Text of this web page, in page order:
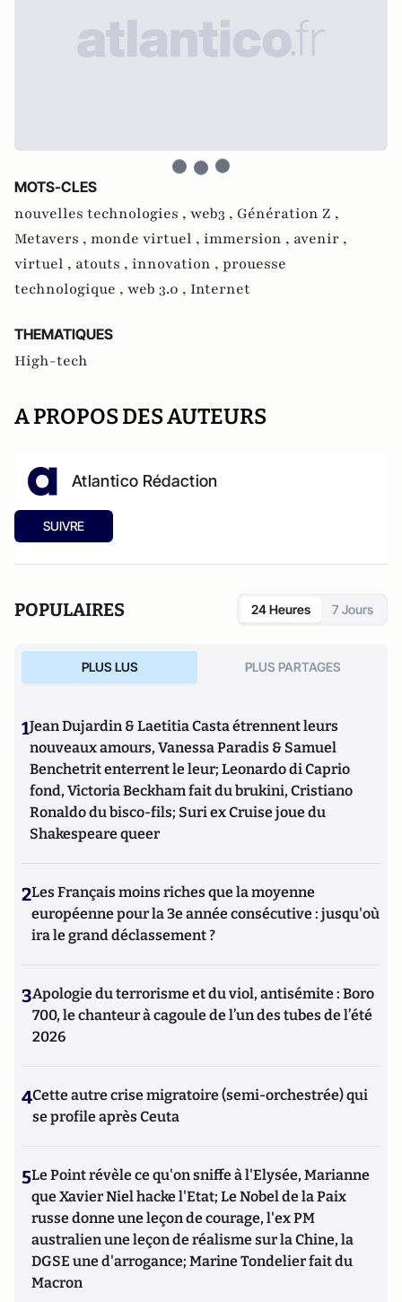
MOTS-CLES
nouvelles technologies , web3 , Génération Z ,
Metavers , monde virtuel , immersion , avenir ,
virtuel , atouts , innovation , prouesse
technologique , web 3.0 , Internet
THEMATIQUES
High-tech
A PROPOS DES AUTEURS
Atlantico Rédaction
SUIVRE
POPULAIRES 24 Heures 7 Jours
PLUS LUS PLUS PARTAGES
1Jean Dujardin & Laetitia Casta étrennent leurs
nouveaux amours, Vanessa Paradis & Samuel
Benchetrit enterrent le leur; Leonardo di Caprio
fond, Victoria Beckham fait du brukini, Cristiano
Ronaldo du bisco-fils; Suri ex Cruise joue du
Shakespeare queer
2Les Français moins riches que la moyenne
européenne pour la 3e année consécutive : jusqu'où
ira le grand déclassement ?
3Apologie du terrorisme et du viol, antisémite : Boro
700, le chanteur à cagoule de l’un des tubes de l’été
2026
4Cette autre crise migratoire (semi-orchestrée) qui
se profile après Ceuta
5Le Point révèle ce qu'on sniffe à l'Elysée, Marianne
que Xavier Niel hacke l'Etat; Le Nobel de la Paix
russe donne une leçon de courage, l'ex PM
australien une leçon de réalisme sur la Chine, la
DGSE une d'arrogance; Marine Tondelier fait du
Macron